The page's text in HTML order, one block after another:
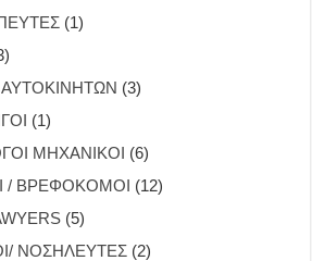
(1)
(3)
(1)
ΜΗΧΑΝΙΚΟΙ (6)
/ ΒΡΕΦΟΚΟΜΟΙ (12)
(5)
ΝΟΣΗΛΕΥΤΕΣ (2)